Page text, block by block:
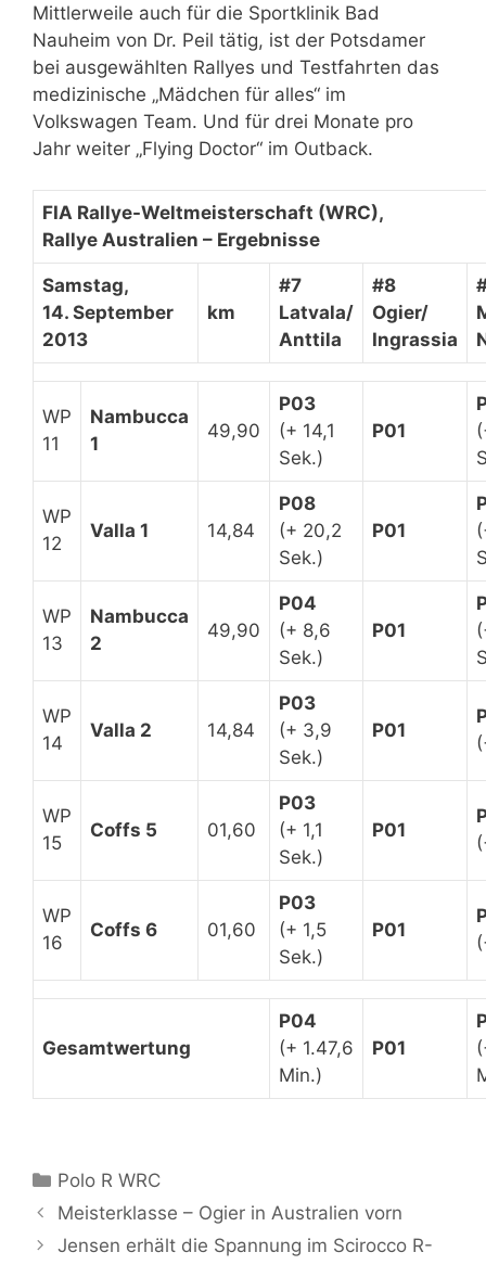
Mittlerweile auch für die Sportklinik Bad
Nauheim von Dr. Peil tätig, ist der Potsdamer
bei ausgewählten Rallyes und Testfahrten das
medizinische „Mädchen für alles“ im
Volkswagen Team. Und für drei Monate pro
Jahr weiter „Flying Doctor“ im Outback.
FIA Rallye-Weltmeisterschaft (WRC),
Rallye Australien – Ergebnisse
Samstag,
14. September
2013
km
#7
Latvala/
Anttila
#8
Ogier/
Ingrassia
WP
11
Nambucca
1
49,90
P03
(+ 14,1
Sek.)
P01
WP
12
Valla 1 14,84
P08
(+ 20,2
Sek.)
P01
WP
13
Nambucca
2
49,90
P04
(+ 8,6
Sek.)
P01
WP
14
Valla 2 14,84
P03
(+ 3,9
Sek.)
P01
WP
15
Coffs 5 01,60
P03
(+ 1,1
Sek.)
P01
WP
16
Coffs 6 01,60
P03
(+ 1,5
Sek.)
P01
Gesamtwertung
P04
(+ 1.47,6
Min.)
P01
Kategorien
Polo R WRC
Meisterklasse – Ogier in Australien vorn
Jensen erhält die Spannung im Scirocco R-